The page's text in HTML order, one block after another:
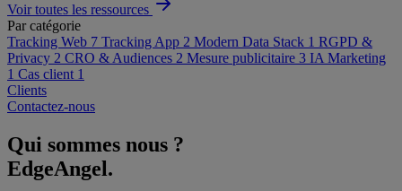
Voir toutes les ressources
Par catégorie
Tracking Web 7 Tracking App 2 Modern Data Stack 1 RGPD &
Privacy 2 CRO & Audiences 2 Mesure publicitaire 3 IA Marketing
1 Cas client 1
Clients
Contactez-nous
Qui sommes nous ?
EdgeAngel.